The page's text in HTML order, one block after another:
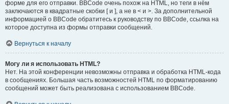
форме для его отправки. BBCode очень похож на HTML, но теги в нём
заключаются в квадратные скобки [ и ], а не в < и >. За дополнительной
информацией о BBCode обратитесь к руководству по BBCode, ссылка на
которое доступна из формы отправки сообщений.
Вернуться к началу
Могу ли я использовать HTML?
Нет. На этой конференции невозможны отправка и обработка HTML-кода
в сообщениях. Большая часть возможностей HTML по форматированию
сообщений может быть реализована с использованием BBCode.